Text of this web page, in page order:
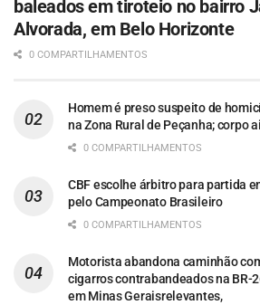
baleados em tiroteio no bairro
Alvorada, em Belo Horizonte
0 COMPARTILHAMENTOS
Homem é preso suspeito de
na Zona Rural de Peçanha; corpo
0 COMPARTILHAMENTOS
CBF escolhe árbitro para partida
pelo Campeonato Brasileiro
0 COMPARTILHAMENTOS
Motorista abandona caminhão
cigarros contrabandeados na BR-
em Minas Geraisrelevantes,